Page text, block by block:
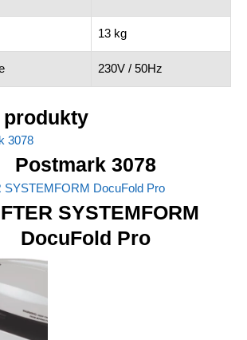
13 kg
230V / 50Hz
Postmark 3078
SYSTEMFORM
DocuFold Pro